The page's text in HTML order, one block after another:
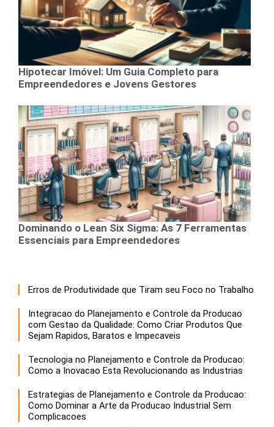
Hipotecar Imóvel: Um Guia Completo para
Empreendedores e Jovens Gestores
Dominando o Lean Six Sigma: As 7 Ferramentas
Essenciais para Empreendedores
Erros de Produtividade que Tiram seu Foco no Trabalho
Integracao do Planejamento e Controle da Producao
com Gestao da Qualidade: Como Criar Produtos Que
Sejam Rapidos, Baratos e Impecaveis
Tecnologia no Planejamento e Controle da Producao:
Como a Inovacao Esta Revolucionando as Industrias
Estrategias de Planejamento e Controle da Producao:
Como Dominar a Arte da Producao Industrial Sem
Complicacoes